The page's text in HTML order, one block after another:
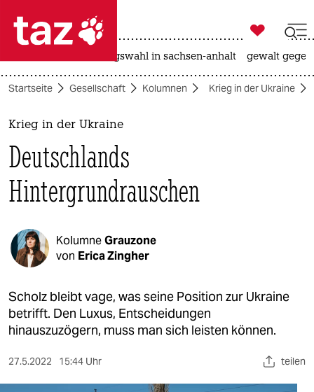
 taz zahl ich
taz zahl ich
themen
politik
öko
kultur
berlin

taz zahl ich
landtagswahl in sachsen-anhalt gewalt
Startseite Gesellschaft Kolumnen Krieg in der Ukraine
Krieg in der Ukraine
Deutschlands
Hintergrundrauschen
KolumneGrauzone
von Erica Zingher
Scholz bleibt vage, was seine Position zur Ukraine
betrifft. Den Luxus, Entscheidungen
hinauszuzögern, muss man sich leisten können.
27.5.2022 15:44 Uhr teilen